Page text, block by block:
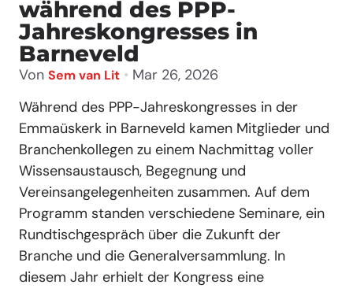
während des PPP-
Jahreskongresses in
Barneveld
Von Sem van Lit • Mar 26, 2026
Während des PPP-Jahreskongresses in der
Emmaüskerk in Barneveld kamen Mitglieder und
Branchenkollegen zu einem Nachmittag voller
Wissensaustausch, Begegnung und
Vereinsangelegenheiten zusammen. Auf dem
Programm standen verschiedene Seminare, ein
Rundtischgespräch über die Zukunft der
Branche und die Generalversammlung. In
diesem Jahr erhielt der Kongress eine